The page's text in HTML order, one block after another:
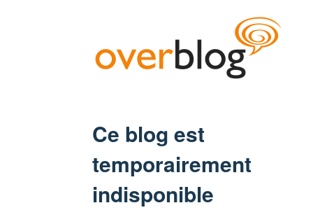
Ce blog est
temporairement
indisponible